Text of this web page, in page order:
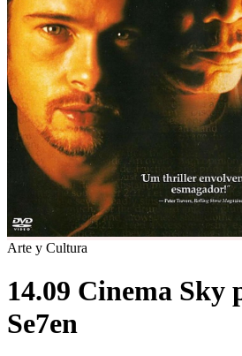
Arte y Cultura
14.09 Cinema Sky
Se7en